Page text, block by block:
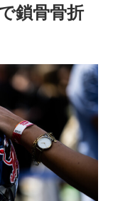
ク
ニ
ュ
鎖骨骨折